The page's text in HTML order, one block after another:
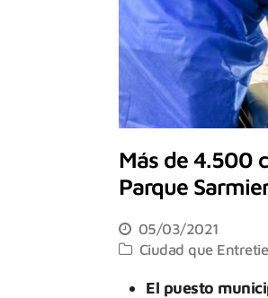
Más de 4.500
Parque
05/03/2021
Ciudad que
El puesto